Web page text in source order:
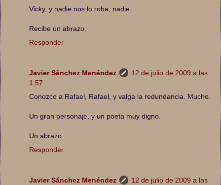
Vicky, y nadie nos lo roba, nadie.
Recibe un abrazo.
Responder
Javier Sánchez Menéndez
12 de julio de 2009 a las
1:57
Conozco a Rafael, Rafael, y valga la redundancia. Mucho.
Un gran personaje, y un poeta muy digno.
Un abrazo.
Responder
Javier Sánchez Menéndez
12 de julio de 2009 a las